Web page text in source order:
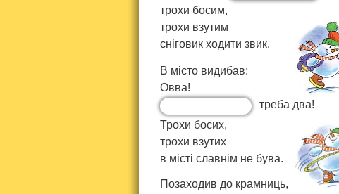
трохи босим,
трохи взутим
сніговик ходити звик.
В місто видибав:
Овва!
треба два!
Трохи босих,
трохи взутих
в місті славнім не бува.
Позаходив до крамниць,